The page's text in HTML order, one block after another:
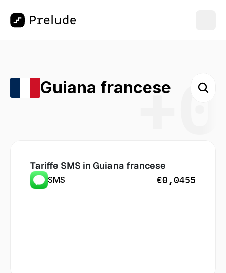
+0
Guiana francese
Tariffe SMS in Guiana francese
SMS €0,0455